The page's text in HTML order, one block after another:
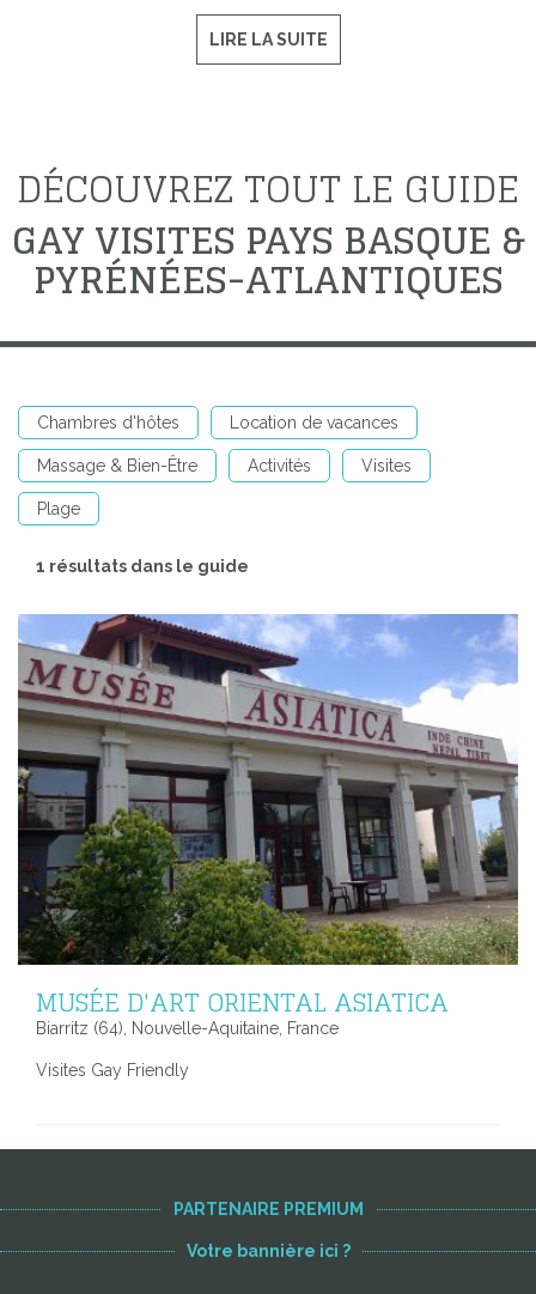
LIRE LA SUITE
DÉCOUVREZ TOUT LE GUIDE
GAY VISITES PAYS BASQUE &
PYRÉNÉES-ATLANTIQUES
Chambres d'hôtes Location de vacances
Massage & Bien-Être Activités Visites
Plage
1 résultats dans le guide
MUSÉE D'ART ORIENTAL ASIATICA
Biarritz (64), Nouvelle-Aquitaine, France
Visites Gay Friendly
PARTENAIRE PREMIUM
Votre bannière ici ?